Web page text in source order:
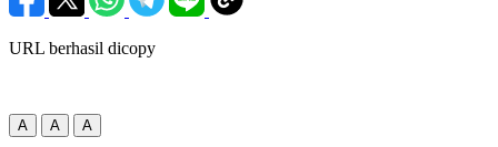
URL berhasil dicopy
A A A